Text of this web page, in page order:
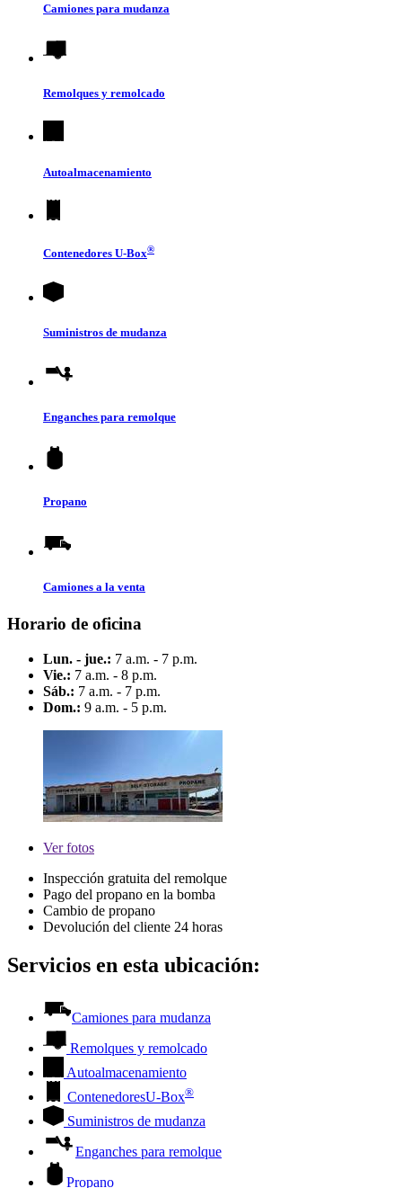
Camiones para mudanza
Remolques y remolcado
Autoalmacenamiento
Contenedores U-Box®
Suministros de mudanza
Enganches para remolque
Propano
Camiones a la venta
Horario de oficina
Lun. - jue.: 7 a.m. - 7 p.m.
Vie.: 7 a.m. - 8 p.m.
Sáb.: 7 a.m. - 7 p.m.
Dom.: 9 a.m. - 5 p.m.
Verfotos
Inspección gratuita del remolque
Pago del propano en la bomba
Cambio de propano
Devolución del cliente 24 horas
Servicios en esta ubicación:
Camiones para mudanza
Remolques y remolcado
Autoalmacenamiento
ContenedoresU-Box®
Suministros de mudanza
Enganches para remolque
Propano